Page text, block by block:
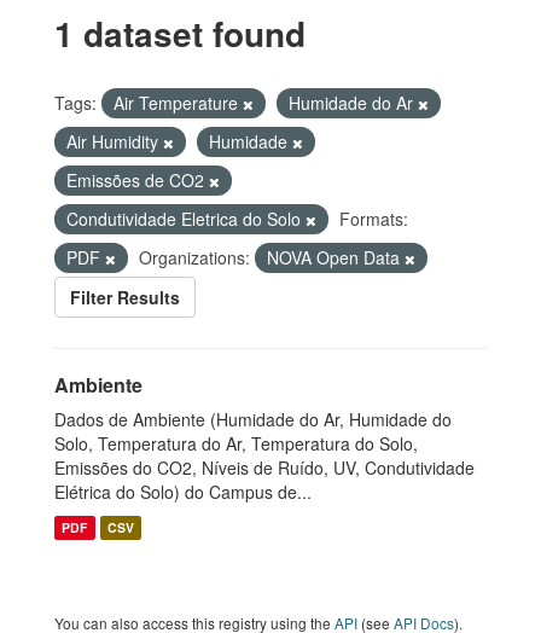
1 dataset found
Tags: Air Temperature
Humidade do Ar
Air Humidity
Humidade
Emissões de CO2
Condutividade Eletrica do Solo
Formats:
PDF
Organizations:
NOVA Open Data
Filter Results
Ambiente
Dados de Ambiente (Humidade do Ar, Humidade do
Solo, Temperatura do Ar, Temperatura do Solo,
Emissões do CO2, Níveis de Ruído, UV, Condutividade
Elétrica do Solo) do Campus de...
PDF CSV
You can also access this registry using the API (see API Docs).